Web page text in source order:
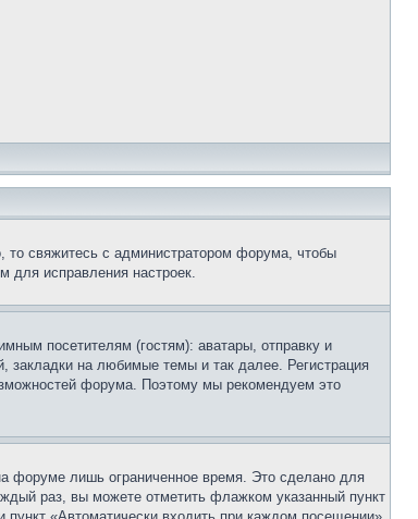
то свяжитесь с администратором форума, чтобы
для исправления настроек.
посетителям (гостям): аватары, отправку и
закладки на любимые темы и так далее. Регистрация
форума. Поэтому мы рекомендуем это
форуме лишь ограниченное время. Это сделано для
раз, вы можете отметить флажком указанный пункт